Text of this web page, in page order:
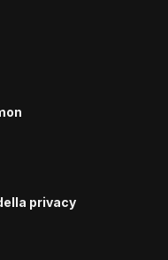
privacy